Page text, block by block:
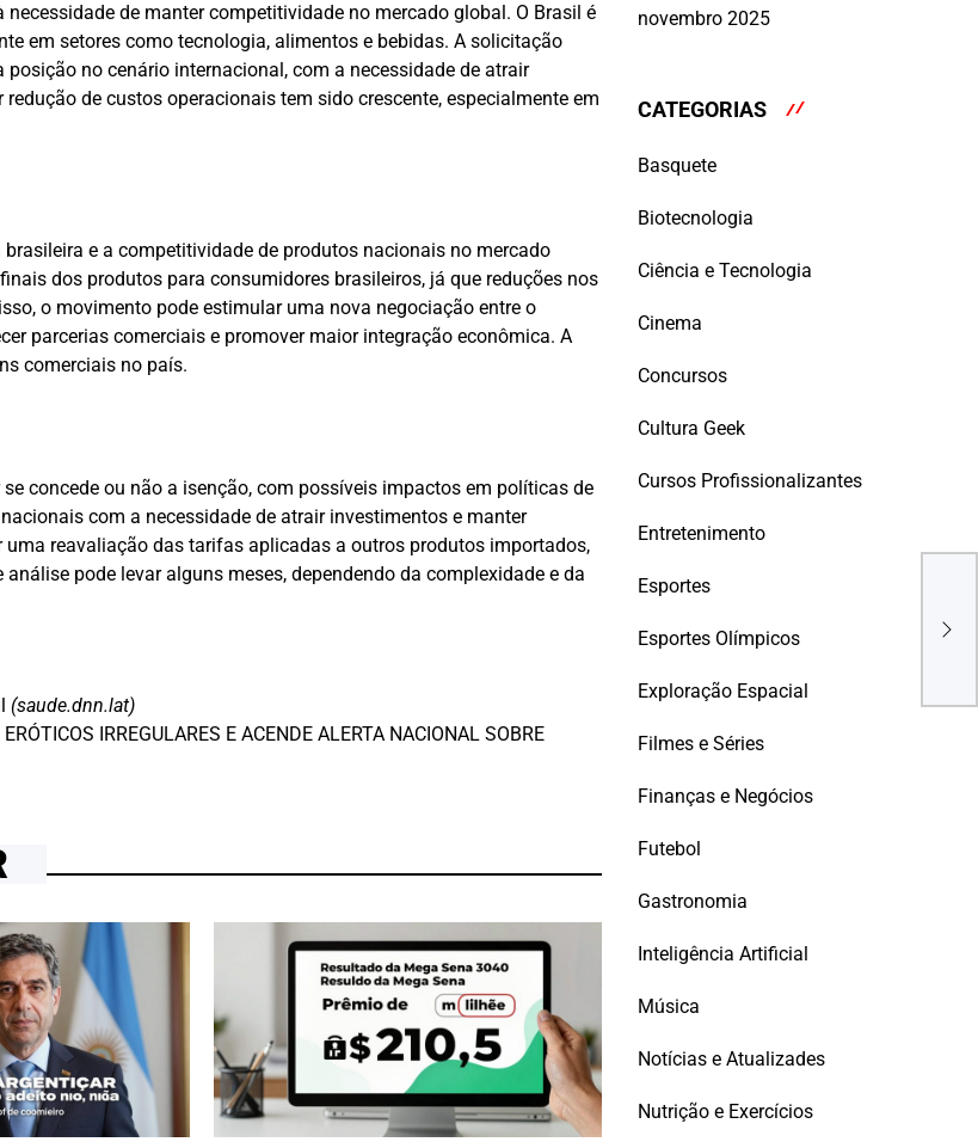
de manter competitividade no mercado global. O Brasil é
em setores como tecnologia, alimentos e bebidas. A solicitação
no cenário internacional, com a necessidade de atrair
de custos operacionais tem sido crescente, especialmente em
e a competitividade de produtos nacionais no mercado
dos produtos para consumidores brasileiros, já que reduções nos
o movimento pode estimular uma nova negociação entre o
parcerias comerciais e promover maior integração econômica. A
comerciais no país.
concede ou não a isenção, com possíveis impactos em políticas de
com a necessidade de atrair investimentos e manter
reavaliação das tarifas aplicadas a outros produtos importados,
pode levar alguns meses, dependendo da complexidade e da
(saude.dnn.lat)
IRREGULARES E ACENDE ALERTA NACIONAL SOBRE
novembro 2025
CATEGORIAS
Basquete
Biotecnologia
Ciência e Tecnologia
Cinema
Concursos
Cultura Geek
Cursos Profissionalizantes
Entretenimento
Esportes
Esportes Olímpicos
Exploração Espacial
Filmes e Séries
Finanças e Negócios
Futebol
Gastronomia
Inteligência Artificial
Música
Notícias e Atualizades
Nutrição e Exercícios